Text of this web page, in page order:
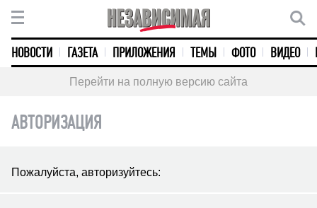
НОВОСТИ ГАЗЕТА ПРИЛОЖЕНИЯ ТЕМЫ ФОТО ВИДЕО
Перейти на полную версию сайта
АВТОРИЗАЦИЯ
Пожалуйста, авторизуйтесь: